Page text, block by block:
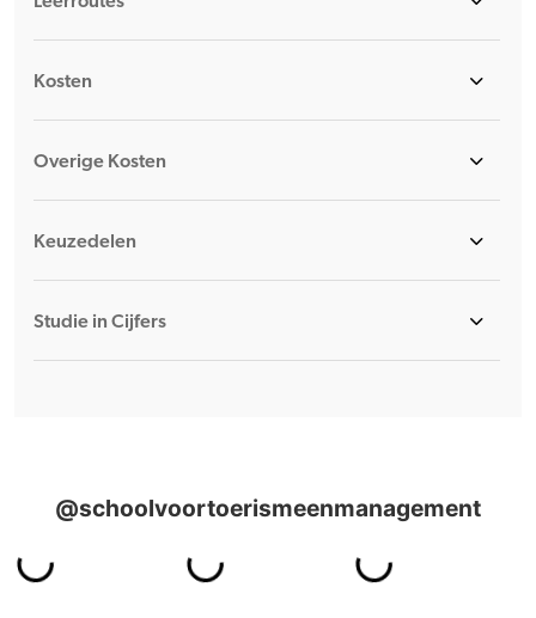
Kosten
Overige Kosten
Keuzedelen
Studie in Cijfers